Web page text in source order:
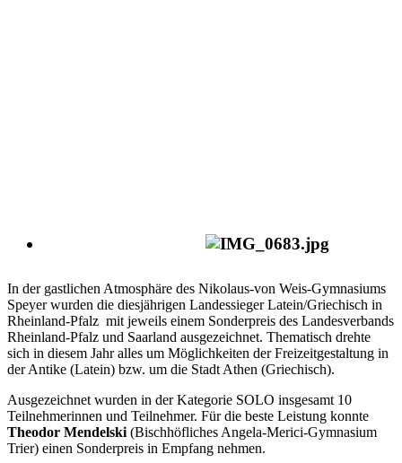
In der gastlichen Atmosphäre des Nikolaus-von Weis-Gymnasiums
Speyer wurden die diesjährigen Landessieger Latein/Griechisch in
Rheinland-Pfalz mit jeweils einem Sonderpreis des Landesverbands
Rheinland-Pfalz und Saarland ausgezeichnet. Thematisch drehte
sich in diesem Jahr alles um Möglichkeiten der Freizeitgestaltung in
der Antike (Latein) bzw. um die Stadt Athen (Griechisch).
Ausgezeichnet wurden in der Kategorie SOLO insgesamt 10
Teilnehmerinnen und Teilnehmer. Für die beste Leistung konnte
Theodor Mendelski(Bischhöfliches Angela-Merici-Gymnasium
Trier) einen Sonderpreis in Empfang nehmen.